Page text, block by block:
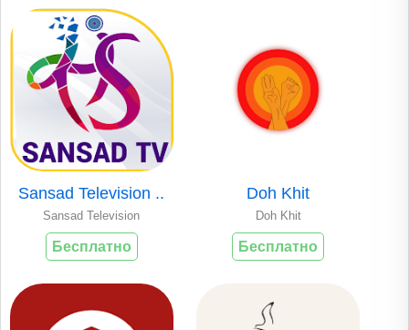
Sansad Television ..
Sansad Television
Бесплатно
Doh Khit
Doh Khit
Бесплатно